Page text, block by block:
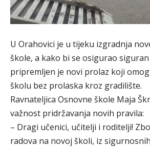
U Orahovici je u tijeku izgradnja
škole, a kako bi se osigurao
pripremljen je novi prolaz koji
školu bez prolaska kroz gradilište.
Ravnateljica Osnovne škole Maja
važnost pridržavanja novih pravila:
– Dragi učenici, učitelji i roditelji!
radova na novoj školi, iz